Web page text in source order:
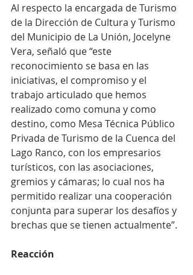
Al respecto la encargada de Turismo
de la Dirección de Cultura y Turismo
del Municipio de La Unión, Jocelyne
Vera, señaló que “este
reconocimiento se basa en las
iniciativas, el compromiso y el
trabajo articulado que hemos
realizado como comuna y como
destino, como Mesa Técnica Público
Privada de Turismo de la Cuenca del
Lago Ranco, con los empresarios
turísticos, con las asociaciones,
gremios y cámaras; lo cual nos ha
permitido realizar una cooperación
conjunta para superar los desafíos y
brechas que se tienen actualmente”.
Reacción